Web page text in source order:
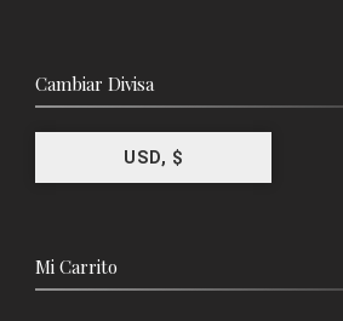
Cambiar Divisa
USD, $
Mi Carrito